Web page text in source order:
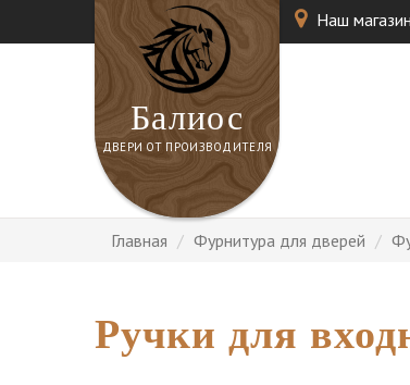
Балиос
ДВЕРИ ОТ ПРОИЗВОДИТЕЛЯ
Наш магазин
Главная Фурнитура для дверей
Ручки для